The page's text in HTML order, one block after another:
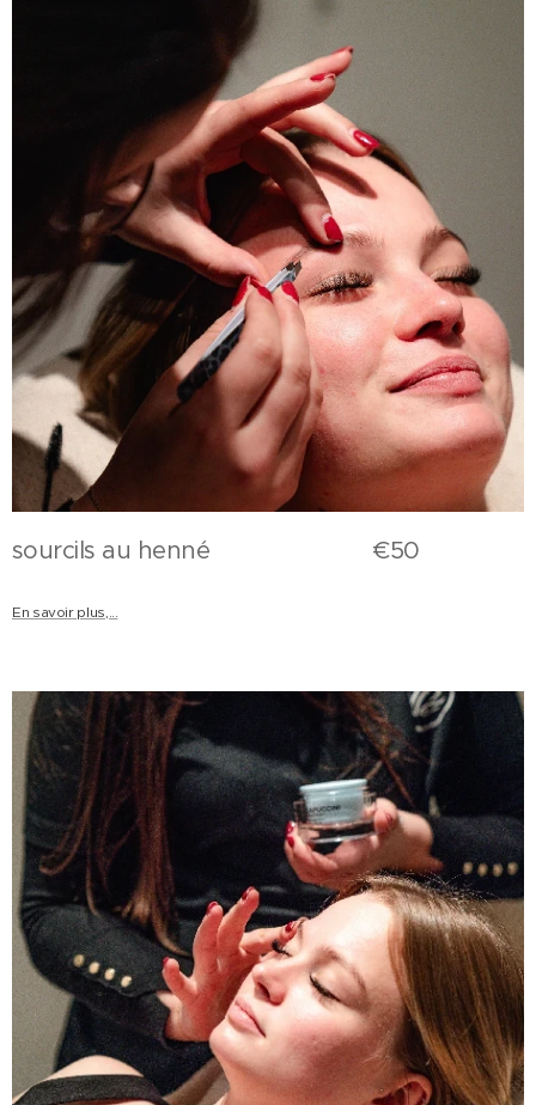
sourcils au henné €50
En savoir plus,...